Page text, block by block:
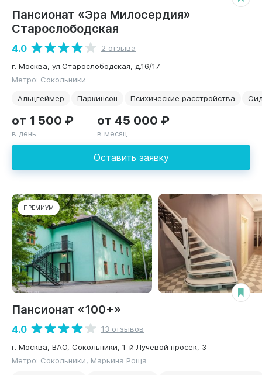
Пансионат «Эра Милосердия»
Старослободская
4.0
2 отзыва
г. Москва, ул.Старослободская, д.16/17
Метро: Сокольники
Альцгеймер
Паркинсон Психические расстройства
Оставить заявку
от 1 500 ₽
в день
от 45 000 ₽
в месяц
ПРЕМИУМ
Пансионат «100+»
4.0
13 отзывов
г. Москва, ВАО, Сокольники, 1-й Лучевой просек, 3
Метро: Сокольники, Марьина Роща